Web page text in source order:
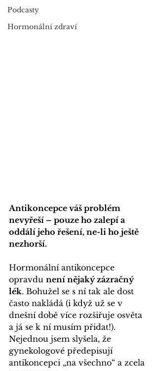
Podcasty
Hormonální zdraví
Antikoncepce váš problém
nevyřeší – pouze ho zalepí a
oddálí jeho řešení, ne-li ho ještě
nezhorší.
Hormonální antikoncepce
opravdu není nějaký zázračný
lék. Bohužel se s ní tak ale dost
často nakládá (i když už se v
dnešní době více rozšiřuje osvěta
a já se k ní musím přidat!).
Nejednou jsem slyšela, že
gynekologové předepisují
antikoncepci „na všechno“ a zcela